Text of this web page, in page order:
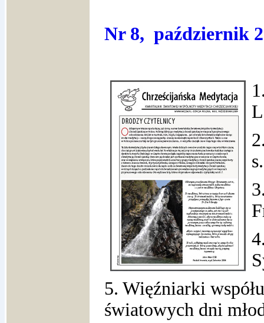
Nr 8, październik
5. Więźniarki
światowych dni